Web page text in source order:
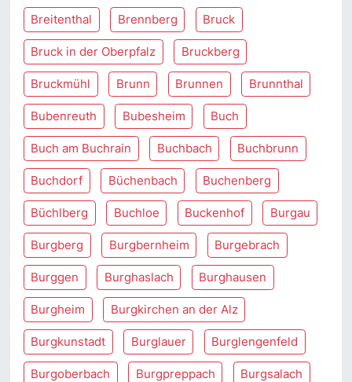
Breitenthal Brennberg Bruck
Bruck in der Oberpfalz Bruckberg
Bruckmühl Brunn Brunnen Brunnthal
Bubenreuth Bubesheim Buch
Buch am Buchrain Buchbach Buchbrunn
Buchdorf Büchenbach Buchenberg
Büchlberg Buchloe Buckenhof Burgau
Burgberg Burgbernheim Burgebrach
Burggen Burghaslach Burghausen
Burgheim Burgkirchen an der Alz
Burgkunstadt Burglauer Burglengenfeld
Burgoberbach Burgpreppach Burgsalach